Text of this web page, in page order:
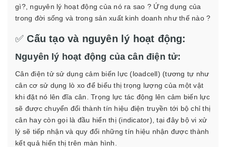
gì?, nguyên lý hoạt động của nó ra sao ? Ứng dụng của
trong đời sống và trong sản xuất kinh doanh như thế nào ?
✅Cấu tạo và nguyên lý hoạt động:
Nguyên lý hoạt động của cân điện tử:
Cân điện tử sử dụng cảm biến lực (loadcell) (tương tự như
cân cơ sử dụng lò xo để biểu thị trọng lượng của một vật
khi đặt nó lên đĩa cân. Trọng lực tác động lên cảm biến lực
sẽ được chuyển đổi thành tín hiệu điện truyền tới bộ chỉ thị
cân hay còn gọi là đầu hiển thị (indicator), tại đây bộ vi xử
lý sẽ tiếp nhận và quy đổi những tín hiệu nhận được thành
kết quả hiển thị trên màn hình.